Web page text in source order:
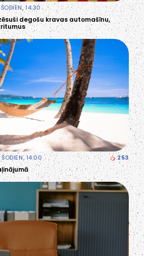
14:30
degošu kravas automašīnu,
14:00 253